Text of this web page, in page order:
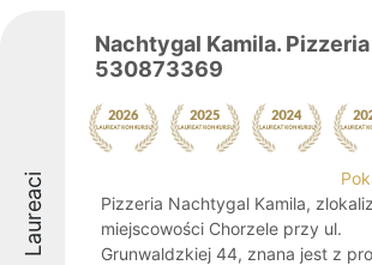
Laureaci
Nachtygal Kamila. Pizzeria
530873369
Pizzeria Nachtygal Kamila,
miejscowości Chorzele przy ul.
Grunwaldzkiej 44, znana jest z